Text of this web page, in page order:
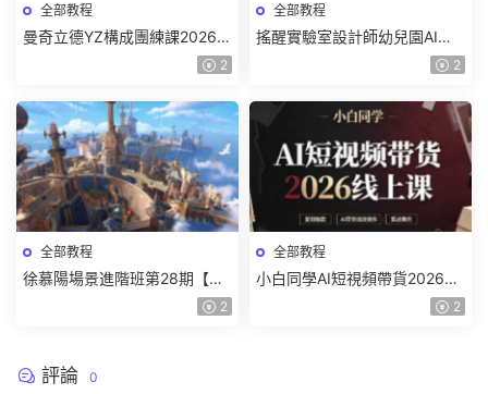
全部教程
曼奇立德YZ構成團練課2026年
8月已結課【畫質高清有課件】
2
全部教程
搖醒實驗室設計師幼兒園AI軟
件基礎課2025【畫質不錯有素
2
全部教程
徐慕陽場景進階班第28期【畫
2
全部教程
小白同學AI短視頻帶貨2026線
2
評論 0